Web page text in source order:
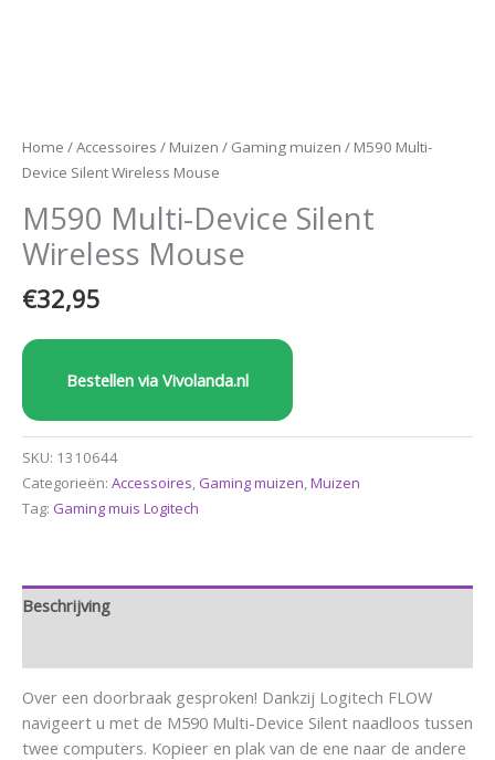
Home /Accessoires / Muizen / Gaming muizen / M590 Multi-
Device Silent Wireless Mouse
M590 Multi-Device Silent
Wireless Mouse
€32,95
Bestellen via Vivolanda.nl
SKU: 1310644
Categorieën: Accessoires, Gaming muizen,Muizen
Tag: Gaming muis Logitech
Beschrijving
Over een doorbraak gesproken! Dankzij Logitech FLOW
navigeert u met de M590 Multi-Device Silent naadloos tussen
twee computers. Kopieer en plak van de ene naar de andere